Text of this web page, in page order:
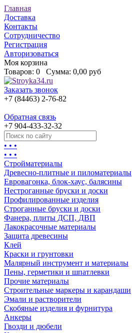
Главная
Доставка
Контакты
Сотрудничество
Регистрация
Авторизоваться
Моя корзина
Товаров: 0 Сумма: 0,00 руб
Заказать звонок
+7 (84463) 2-76-82
Обратная связь
+7 904-433-32-32
• • •
• • •
Стройматериалы
Древесно-плитные и пиломатериалы
Евровагонка, блок-хаус, балясины
Нестроганные бруски и доски
Профилированные изделия
Строганные бруски и доски
Фанера, плиты ДСП, ДВП
Лакокрасочные материалы
Защита древесины
Клей
Краски и грунтовки
Малярный инструмент и материалы
Пены, герметики и шпатлевки
Прочие материалы
Строительные маркеры и карандаши
Эмали и растворители
Скобяные изделия и фурнитура
Анкеры
Гвозди и дюбели